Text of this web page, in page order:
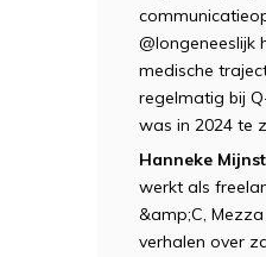
@longeneeslijk
medische
regelmatig bij
was in 2024 te
Hanneke
werkt als
&amp;C,
verhalen over